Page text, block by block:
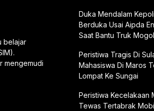
belajar
mengemudi
Duka Mendalam
Berduka Usai Aipda
Saat Bantu Truk
Peristiwa Tragis Di
Mahasiswa Di Maros
Lompat Ke Sungai
Peristiwa Kecelakaan
Tewas Tertabrak